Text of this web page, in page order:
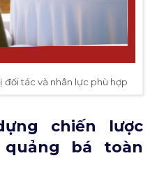
đối tác và nhân lực phù hợp
chiến lược
bá toàn